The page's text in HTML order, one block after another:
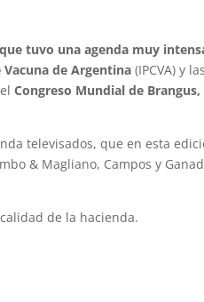
tuvo una agenda muy
de Argentina (IPCVA) y las
Congreso Mundial de Brangus,
televisados, que en esta
& Magliano, Campos y
de la hacienda.